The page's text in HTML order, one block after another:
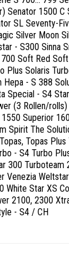
Senator 1500 C
SL Seventy-
Silver Moon
- S300 Sinna
Soft Red
Plus Solaris
Hepa - S 388
Special - S4
(3 Rollen/
Superior
Spirit The
Topas
- S4 Turbo
300 Turboteam
Venezia
White Star XS
2100, 2300
- S4 / CH